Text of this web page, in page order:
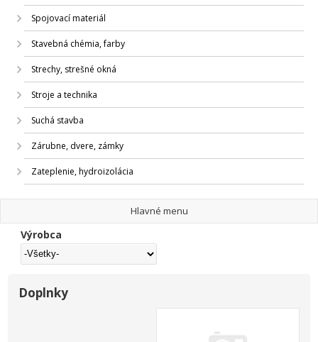
Spojovací materiál
Stavebná chémia, farby
Strechy, strešné okná
Stroje a technika
Suchá stavba
Zárubne, dvere, zámky
Zateplenie, hydroizolácia
Hlavné menu
Výrobca
Doplnky